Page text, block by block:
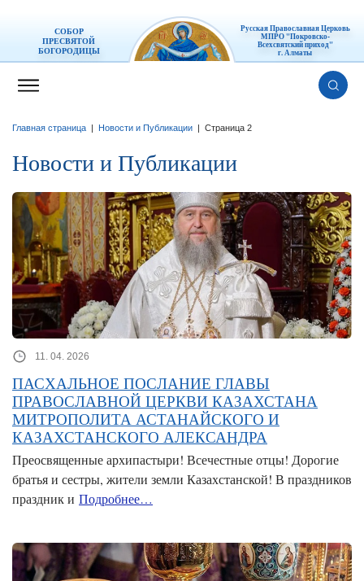
СОБОР
ПРЕСВЯТОЙ
БОГОРОДИЦЫ
Русская Православная Церковь
МПРО "Покровско-
Всехсвятский приход"
г. Алматы
Главная страница Новости и Публикации Страница 2
Новости и Публикации
11. 04. 2026
ПАСХАЛЬНОЕ ПОСЛАНИЕ ГЛАВЫ
ПРАВОСЛАВНОЙ ЦЕРКВИ КАЗАХСТАНА
МИТРОПОЛИТА АСТАНАЙСКОГО И
КАЗАХСТАНСКОГО АЛЕКСАНДРА
Преосвященные архипастыри! Всечестные отцы! Дорогие
братья и сестры, жители земли Казахстанской! В праздников
праздник и Подробнее…